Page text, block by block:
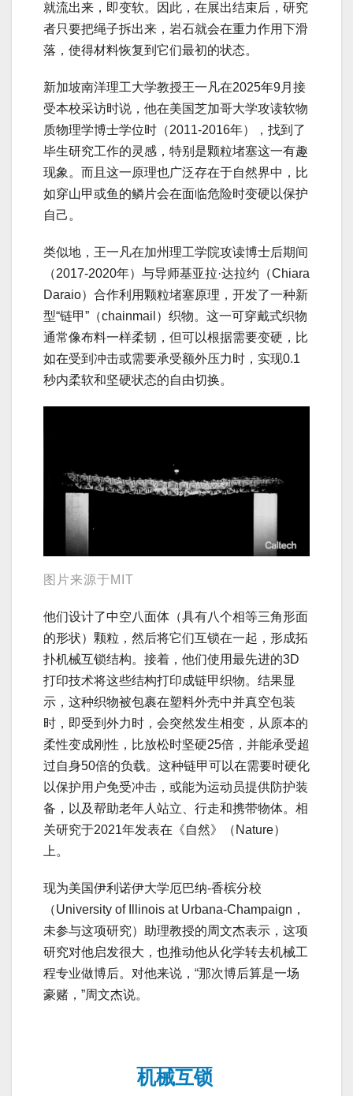
就流出来，即变软。因此，在展出结束后，研究
者只要把绳子拆出来，岩石就会在重力作用下滑
落，使得材料恢复到它们最初的状态。
新加坡南洋理工大学教授王一凡在2025年9月接
受本校采访时说，他在美国芝加哥大学攻读软物
质物理学博士学位时（2011-2016年），找到了
毕生研究工作的灵感，特别是颗粒堵塞这一有趣
现象。而且这一原理也广泛存在于自然界中，比
如穿山甲或鱼的鳞片会在面临危险时变硬以保护
自己。
类似地，王一凡在加州理工学院攻读博士后期间
（2017-2020年）与导师基亚拉·达拉约（Chiara
Daraio）合作利用颗粒堵塞原理，开发了一种新
型“链甲”（chainmail）织物。这一可穿戴式织物
通常像布料一样柔韧，但可以根据需要变硬，比
如在受到冲击或需要承受额外压力时，实现0.1
秒内柔软和坚硬状态的自由切换。
图片来源于MIT
他们设计了中空八面体（具有八个相等三角形面
的形状）颗粒，然后将它们互锁在一起，形成拓
扑机械互锁结构。接着，他们使用最先进的3D
打印技术将这些结构打印成链甲织物。结果显
示，这种织物被包裹在塑料外壳中并真空包装
时，即受到外力时，会突然发生相变，从原本的
柔性变成刚性，比放松时坚硬25倍，并能承受超
过自身50倍的负载。这种链甲可以在需要时硬化
以保护用户免受冲击，或能为运动员提供防护装
备，以及帮助老年人站立、行走和携带物体。相
关研究于2021年发表在《自然》（Nature）
上。
现为美国伊利诺伊大学厄巴纳-香槟分校
（University of Illinois at Urbana-Champaign，
未参与这项研究）助理教授的周文杰表示，这项
研究对他启发很大，也推动他从化学转去机械工
程专业做博后。对他来说，“那次博后算是一场
豪赌，”周文杰说。
机械互锁